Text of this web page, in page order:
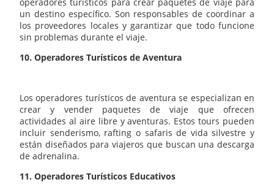
un destino específico. Son responsables de coordinar a
los proveedores locales y garantizar que todo funcione
sin problemas durante el viaje.
10. Operadores Turísticos de Aventura
Los operadores turísticos de aventura se especializan en
crear y vender paquetes de viaje que ofrecen
actividades al aire libre y aventuras. Estos tours pueden
incluir senderismo, rafting o safaris de vida silvestre y
están diseñados para viajeros que buscan una descarga
de adrenalina.
11. Operadores Turísticos Educativos